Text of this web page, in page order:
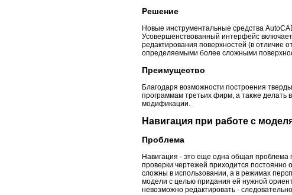
Решение
Новые инструментальные средства
Усовершенствованный интерфейс
редактирования поверхностей (в отличие
определяемыми более сложными
Преимущество
Благодаря возможности построения
программам третьих фирм, а также делать
модификации.
Навигация при работе с
Проблема
Навигация - это еще одна общая проблема
проверки чертежей приходится
сложны в использовании, а в режимах
модели с целью придания ей нужной
невозможно редактировать -